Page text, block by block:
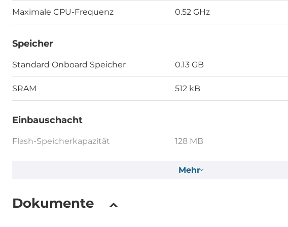
Maximale CPU-Frequenz 0.52 GHz
Speicher
Standard Onboard Speicher 0.13 GB
SRAM 512 kB
Einbauschacht
Flash-Speicherkapazität 128 MB
16 kB
Mehr
Dokumente